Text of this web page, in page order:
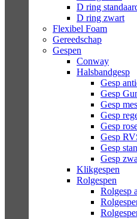
D ring
D ring zwart
Flexibel Foam
Gereedschap
Gespen
Conway
Halsbandgesp
Gesp
Gesp
Gesp
Gesp
Gesp
Gesp
Gesp
Gesp
Klikgespen
Rolgespen
Rolgesp